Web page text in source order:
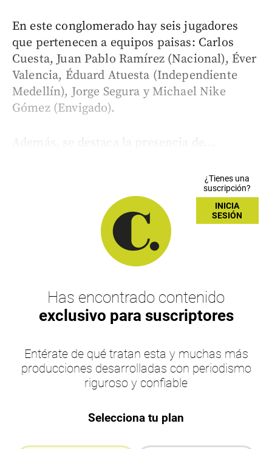
En este conglomerado hay seis jugadores
que pertenecen a equipos paisas: Carlos
Cuesta, Juan Pablo Ramírez (Nacional), Éver
Valencia, Éduard Atuesta (Independiente
Medellín), Jorge Segura y Michael Nike
Gómez (Envigado).
Además, se destaca la presencia de...
¿Tienes una
suscripción?
INICIA
SESIÓN
Has encontrado contenido
exclusivo para suscriptores
Entérate de qué tratan esta y muchas más
producciones desarrolladas con periodismo
riguroso y confiable
Selecciona tu plan